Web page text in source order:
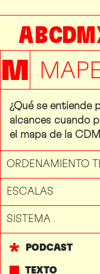
ABCDM
M
¿Qué se entiende
alcances cuando
el mapa de la
PODCAST
TEXTO
ORDENAMIENTO
ESCALAS
SISTEMA